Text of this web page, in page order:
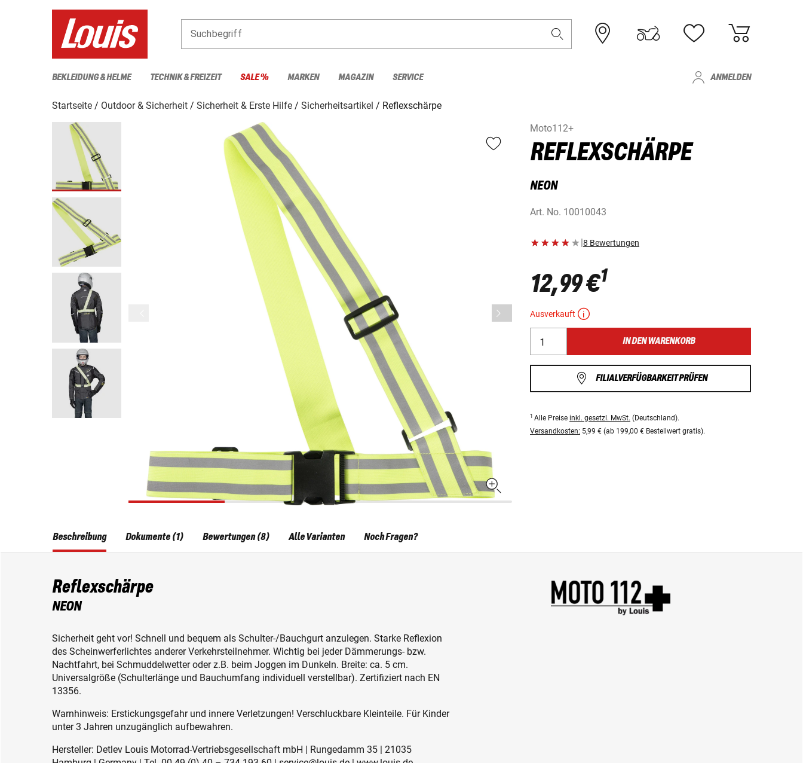
Suchbegriff
BEKLEIDUNG & HELME TECHNIK & FREIZEIT SALE % MARKEN MAGAZIN SERVICE ANMELDEN
Startseite Outdoor & Sicherheit Sicherheit & Erste Hilfe Sicherheitsartikel
Reflexschärpe
Moto112+
REFLEXSCHÄRPE
NEON
Art. No. 10010043
|8 Bewertungen
12,99 €1
Ausverkauft
IN DEN WARENKORB
FILIALVERFÜGBARKEIT PRÜFEN
1 Alle Preise inkl. gesetzl. MwSt. (Deutschland).
Versandkosten: 5,99 € (ab 199,00 € Bestellwert gratis).
Beschreibung
Reflexschärpe
NEON
Sicherheit geht vor! Schnell und bequem als Schulter-/Bauchgurt anzulegen. Starke Reflexion
des Scheinwerferlichtes anderer Verkehrsteilnehmer. Wichtig bei jeder Dämmerungs- bzw.
Nachtfahrt, bei Schmuddelwetter oder z.B. beim Joggen im Dunkeln. Breite: ca. 5 cm.
Universalgröße (Schulterlänge und Bauchumfang individuell verstellbar). Zertifiziert nach EN
13356.
Warnhinweis: Erstickungsgefahr und innere Verletzungen! Verschluckbare Kleinteile. Für Kinder
unter 3 Jahren unzugänglich aufbewahren.
Hersteller: Detlev Louis Motorrad-Vertriebsgesellschaft mbH | Rungedamm 35 | 21035
Dokumente (1) Bewertungen (8) Alle Varianten Noch Fragen?